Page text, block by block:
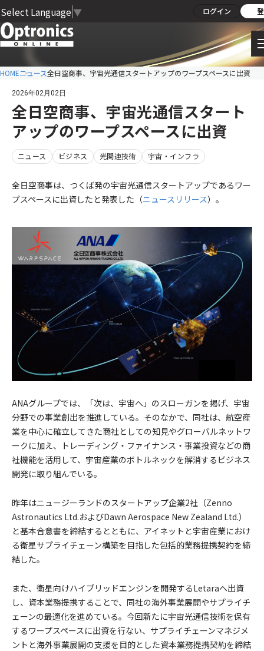
Select Language ▼ ログイン
HOMEニュース全日空商事、宇宙光通信スタートアップのワープスペースに出資
2026年02月02日
全日空商事、宇宙光通信スタート
アップのワープスペースに出資
ニュース ビジネス 光関連技術 宇宙・インフラ
全日空商事は、つくば発の宇宙光通信スタートアップであるワー
プスペースに出資したと発表した（ニュースリリース）。
ANAグループでは、「次は、宇宙へ」のスローガンを掲げ、宇宙
分野での事業創出を推進している。そのなかで、同社は、航空産
業を中心に確立してきた商社としての知見やグローバルネットワ
ークに加え、トレーディング・ファイナンス・事業投資などの商
社機能を活用して、宇宙産業のボトルネックを解消するビジネス
開発に取り組んでいる。
昨年はニュージーランドのスタートアップ企業2社（Zenno
Astronautics Ltd.およびDawn Aerospace New Zealand Ltd.）
と基本合意書を締結するとともに、アイネットと宇宙産業におけ
る衛星サプライチェーン構築を目指した包括的業務提携契約を締
結した。
また、衛星向けハイブリッドエンジンを開発するLetaraへ出資
し、資本業務提携することで、同社の海外事業展開やサプライチ
ェーンの最適化を進めている。今回新たに宇宙光通信技術を保有
するワープスペースに出資を行ない、サプライチェーンマネジメ
ントと海外事業展開の支援を目的とした資本業務提携契約を締結